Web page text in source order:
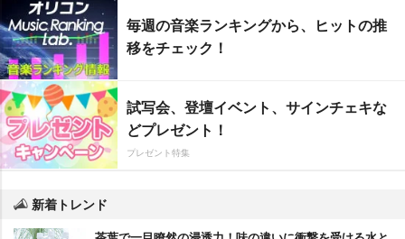
毎週の音楽ランキングから、ヒットの推
移をチェック！
試写会、登壇イベント、サインチェキな
どプレゼント！
プレゼント特集
新着トレンド